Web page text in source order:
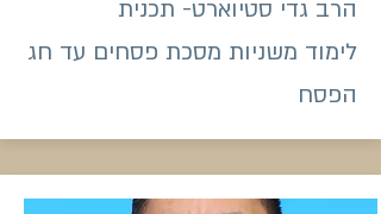
הרב גדי סטיוארט- תכנית
לימוד משניות מסכת פסחים עד חג
הפסח